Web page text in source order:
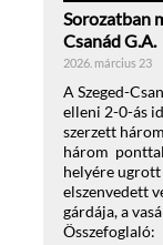
Sorozatban
Csanád G.A.
2026. március 23
A Szeged-
elleni 2-0-ás
szerzett
három
helyére ugrott
elszenvedett
gárdája, a